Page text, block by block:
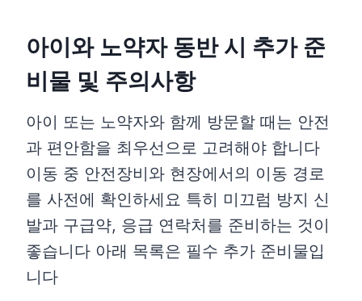
아이와 노약자 동반 시 추가 준
비물 및 주의사항
아이 또는 노약자와 함께 방문할 때는 안전
과 편안함을 최우선으로 고려해야 합니다
이동 중 안전장비와 현장에서의 이동 경로
를 사전에 확인하세요 특히 미끄럼 방지 신
발과 구급약, 응급 연락처를 준비하는 것이
좋습니다 아래 목록은 필수 추가 준비물입
니다